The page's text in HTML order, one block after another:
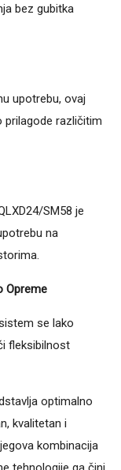
bez gubitka
upotrebu, ovaj
različitim
SM58 je
na
Opreme
se lako
fleksibilnost
optimalno
kvalitetan i
kombinacija